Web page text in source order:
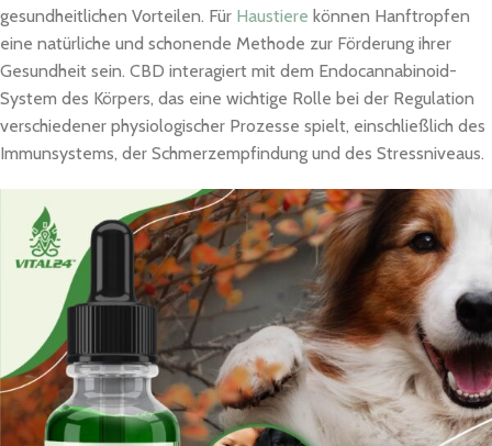
gesundheitlichen Vorteilen. Für Haustiere können Hanftropfen
eine natürliche und schonende Methode zur Förderung ihrer
Gesundheit sein. CBD interagiert mit dem Endocannabinoid-
System des Körpers, das eine wichtige Rolle bei der Regulation
verschiedener physiologischer Prozesse spielt, einschließlich des
Immunsystems, der Schmerzempfindung und des Stressniveaus.